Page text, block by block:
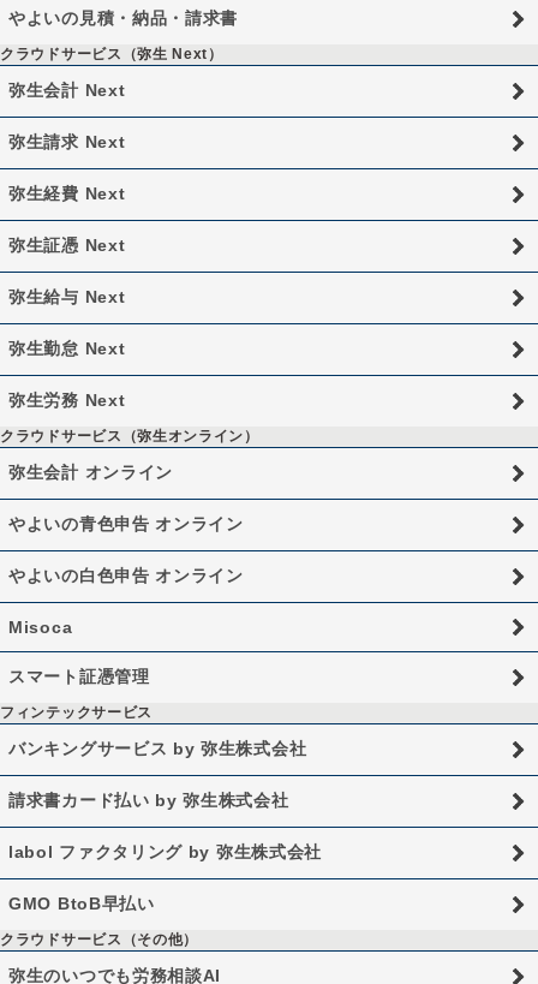
やよいの見積・納品・請求書
クラウドサービス（弥生 Next）
弥生会計 Next
弥生請求 Next
弥生経費 Next
弥生証憑 Next
弥生給与 Next
弥生勤怠 Next
弥生労務 Next
クラウドサービス（弥生オンライン）
弥生会計 オンライン
やよいの青色申告 オンライン
やよいの白色申告 オンライン
Misoca
スマート証憑管理
フィンテックサービス
バンキングサービス by 弥生株式会社
請求書カード払い by 弥生株式会社
labol ファクタリング by 弥生株式会社
GMO BtoB早払い
クラウドサービス（その他）
弥生のいつでも労務相談AI